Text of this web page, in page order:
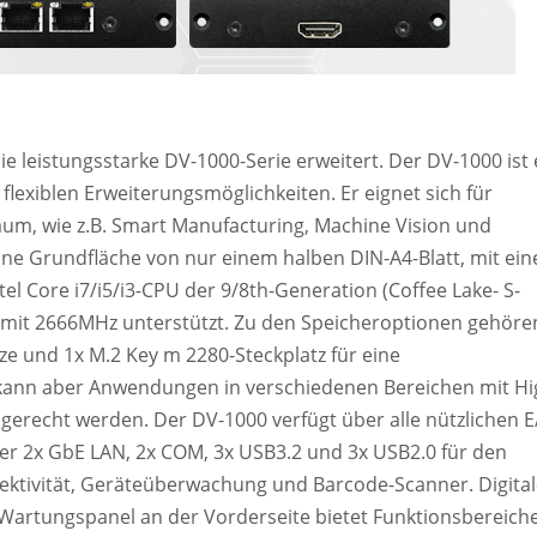
leistungsstarke DV-1000-Serie erweitert. Der DV-1000 ist
Erweiterungsmöglichkeiten. Er eignet sich für
wie z.B. Smart Manufacturing, Machine Vision und
Grundfläche von nur einem halben DIN-A4-Blatt, mit
Core i7/i5/i3-CPU der 9/8th-Generation (Coffee Lake- S-
2666MHz unterstützt. Zu den Speicheroptionen
und 1x M.2 Key m 2280-Steckplatz für eine
aber Anwendungen in verschiedenen Bereichen mit
werden. Der DV-1000 verfügt über alle nützlichen
GbE LAN, 2x COM, 3x USB3.2 und 3x USB2.0 für den
Geräteüberwachung und Barcode-Scanner.
an der Vorderseite bietet